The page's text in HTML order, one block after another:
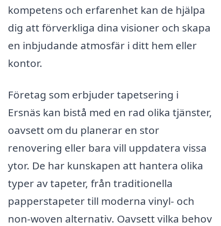
kompetens och erfarenhet kan de hjälpa
dig att förverkliga dina visioner och skapa
en inbjudande atmosfär i ditt hem eller
kontor.
Företag som erbjuder tapetsering i
Ersnäs kan bistå med en rad olika tjänster,
oavsett om du planerar en stor
renovering eller bara vill uppdatera vissa
ytor. De har kunskapen att hantera olika
typer av tapeter, från traditionella
papperstapeter till moderna vinyl- och
non-woven alternativ. Oavsett vilka behov